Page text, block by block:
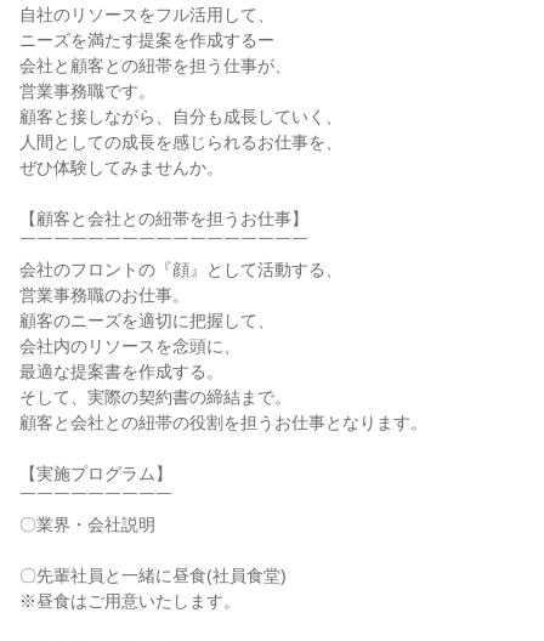
自社のリソースをフル活用して、
ニーズを満たす提案を作成するー
会社と顧客との紐帯を担う仕事が、
営業事務職です。
顧客と接しながら、自分も成長していく、
人間としての成長を感じられるお仕事を、
ぜひ体験してみませんか。
【顧客と会社との紐帯を担うお仕事】
￣￣￣￣￣￣￣￣￣￣￣￣￣￣￣￣￣
会社のフロントの『顔』として活動する、
営業事務職のお仕事。
顧客のニーズを適切に把握して、
会社内のリソースを念頭に、
最適な提案書を作成する。
そして、実際の契約書の締結まで。
顧客と会社との紐帯の役割を担うお仕事となります。
【実施プログラム】
￣￣￣￣￣￣￣￣￣
〇業界・会社説明
〇先輩社員と一緒に昼食(社員食堂)
※昼食はご用意いたします。